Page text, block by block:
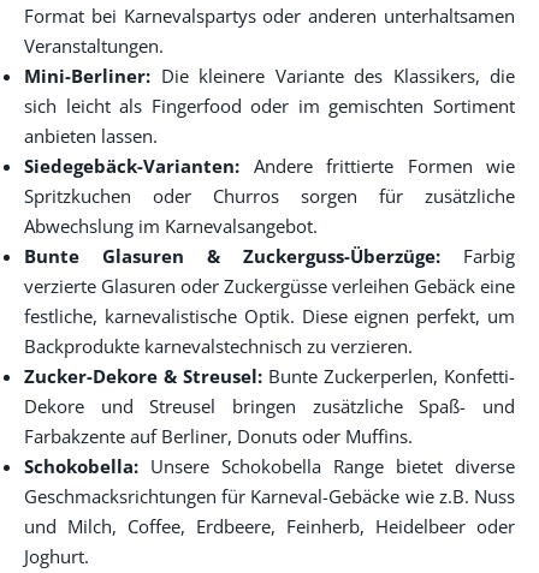
Format bei Karnevalspartys oder anderen unterhaltsamen
Veranstaltungen.
Mini-Berliner: Die kleinere Variante des Klassikers, die
sich leicht als Fingerfood oder im gemischten Sortiment
anbieten lassen.
Siedegebäck-Varianten: Andere frittierte Formen wie
Spritzkuchen oder Churros sorgen für zusätzliche
Abwechslung im Karnevalsangebot.
Bunte Glasuren & Zuckerguss-Überzüge: Farbig
verzierte Glasuren oder Zuckergüsse verleihen Gebäck eine
festliche, karnevalistische Optik. Diese eignen perfekt, um
Backprodukte karnevalstechnisch zu verzieren.
Zucker-Dekore & Streusel: Bunte Zuckerperlen, Konfetti-
Dekore und Streusel bringen zusätzliche Spaß- und
Farbakzente auf Berliner, Donuts oder Muffins.
Schokobella: Unsere Schokobella Range bietet diverse
Geschmacksrichtungen für Karneval-Gebäcke wie z.B. Nuss
und Milch, Coffee, Erdbeere, Feinherb, Heidelbeer oder
Joghurt.